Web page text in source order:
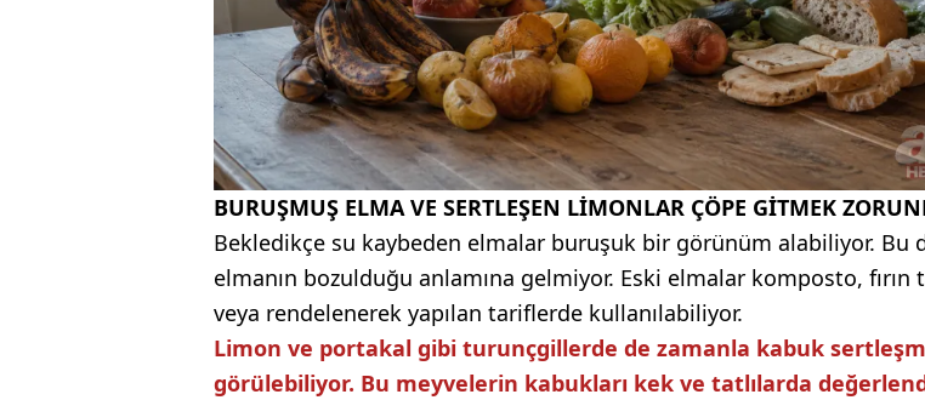
BURUŞMUŞ ELMA VE SERTLEŞEN LİMONLAR ÇÖPE GİTMEK
Bekledikçe su kaybeden elmalar buruşuk bir görünüm alabiliyor. Bu
elmanın bozulduğu anlamına gelmiyor. Eski elmalar komposto, fırın
veya rendelenerek yapılan tariflerde kullanılabiliyor.
Limon ve portakal gibi turunçgillerde de zamanla kabuk
görülebiliyor. Bu meyvelerin kabukları kek ve tatlılarda